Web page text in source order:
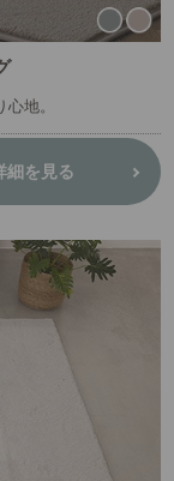
地。
細を見る